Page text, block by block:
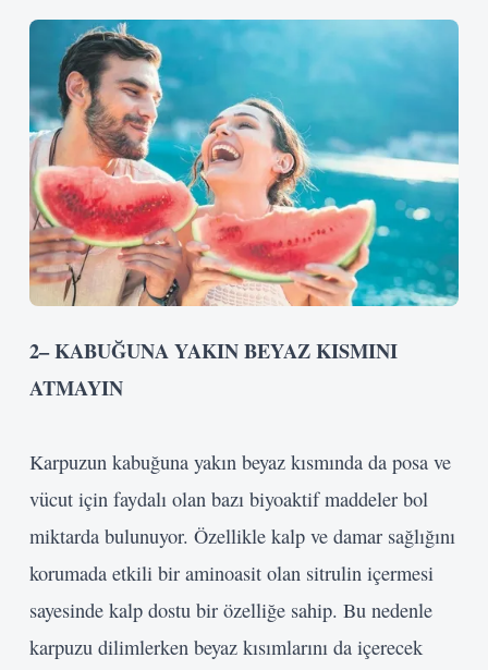
2– KABUĞUNA YAKIN BEYAZKISMINI
ATMAYIN
Karpuzun kabuğuna yakın beyaz kısmında da posa ve
vücut için faydalı olan bazı biyoaktif maddeler bol
miktarda bulunuyor. Özellikle kalp ve damar sağlığını
korumada etkili bir aminoasit olan sitrulin içermesi
sayesinde kalp dostu bir özelliğe sahip. Bu nedenle
karpuzu dilimlerken beyaz kısımlarını da içerecek